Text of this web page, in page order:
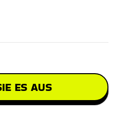
ES AUS